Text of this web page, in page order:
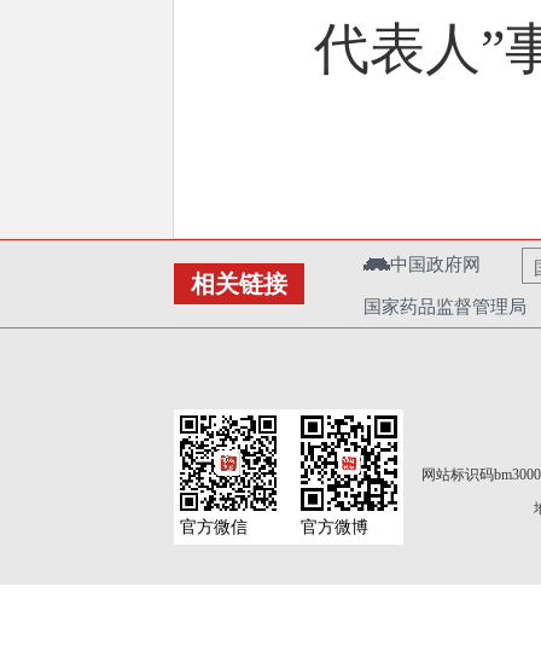
代表人”
相关链接
中国政府网
国家药品监督管理局
网站标识码
官方微信 官方微博